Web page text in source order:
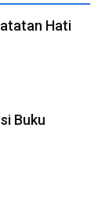
Hati
Buku